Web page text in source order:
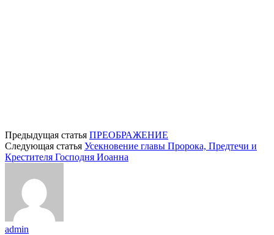
Предыдущая статья ПРЕОБРАЖЕНИЕ
Следующая статья Усекновение главы Пророка, Предтечи и
Крестителя Господня Иоанна
admin